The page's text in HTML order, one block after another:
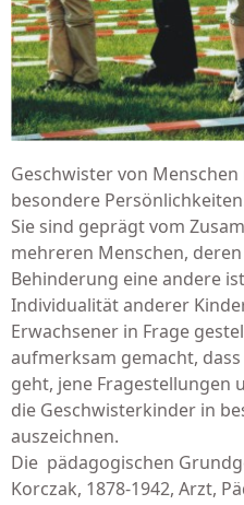
Geschwister von
besondere
Sie sind geprägt vom
mehreren Menschen,
Behinderung eine andere
Individualität anderer
Erwachsener in Frage
aufmerksam gemacht,
geht, jene Fragestellungen
die Geschwisterkinder in
auszeichnen.
Die pädagogischen
Korczak, 1878-1942, Arzt,